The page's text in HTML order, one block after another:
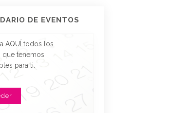
DE EVENTOS
AQUÍ todos los
que tenemos
para ti.